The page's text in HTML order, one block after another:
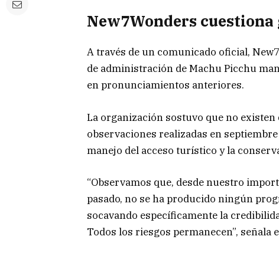
New7Wonders
A través de un comunicado oficial,
de administración de Machu Picchu
en pronunciamientos anteriores.
La organización sostuvo que no
observaciones realizadas en
manejo del acceso turístico y la
“Observamos que, desde nuestro
pasado, no se ha producido ningún
socavando específicamente la
Todos los riesgos permanecen”, señala